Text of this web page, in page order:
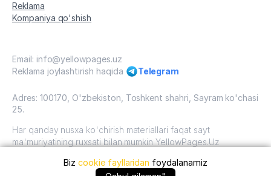
Reklama
Kompaniya qo'shish
Email: info@yellowpages.uz
Reklama joylashtirish haqida
Telegram
Adres: 100170, O'zbekiston, Toshkent shahri, Sayram ko'chasi
25.
Har qanday nusxa ko'chirish materiallari faqat sayt
ma'muriyatining ruxsati bilan mumkin YellowPages.Uz
O'zbekiston, 2009 - 2026 / O'zbekiston "sariq
Bizcookie fayllaridan foydalanamiz